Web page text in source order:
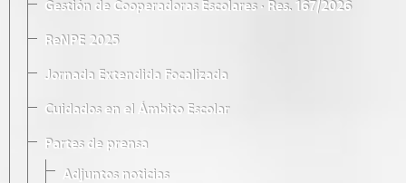
Gestión de Cooperadoras Escolares · Res. 167/2026
ReNPE 2025
Jornada Extendida Focalizada
Cuidados en el Ámbito Escolar
Partes de prensa
Adjuntos noticias